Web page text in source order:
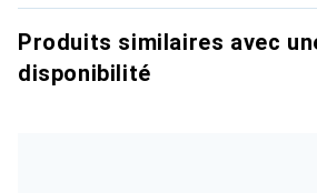
Produits similaires avec
disponibilité